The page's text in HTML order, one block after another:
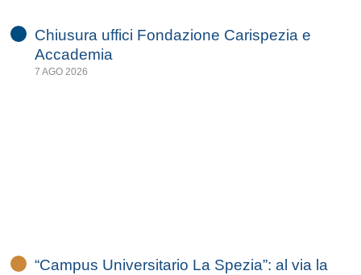
Chiusura uffici Fondazione Carispezia e
Accademia
7 AGO 2026
“Campus Universitario La Spezia”: al via la